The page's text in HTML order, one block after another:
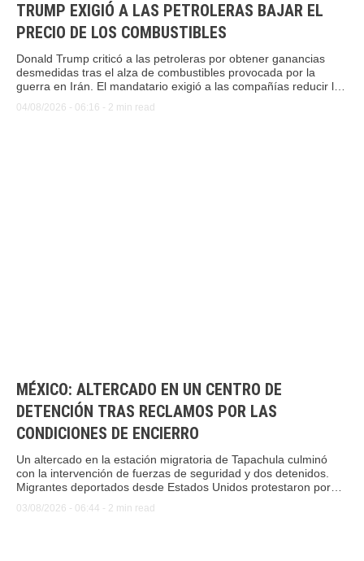
TRUMP EXIGIÓ A LAS PETROLERAS BAJAR EL
PRECIO DE LOS COMBUSTIBLES
Donald Trump criticó a las petroleras por obtener ganancias
desmedidas tras el alza de combustibles provocada por la
guerra en Irán. El mandatario exigió a las compañías reducir los
legislativas.
04/08/2026 - 06:16 - 2 min read
MÉXICO: ALTERCADO EN UN CENTRO DE
DETENCIÓN TRAS RECLAMOS POR LAS
CONDICIONES DE ENCIERRO
Un altercado en la estación migratoria de Tapachula culminó
con la intervención de fuerzas de seguridad y dos detenidos.
Migrantes deportados desde Estados Unidos protestaron por
las condiciones de encierro, mientras activistas denunciaron
extorsiones y vulnerabilidad en la frontera mexicana.
03/08/2026 - 06:44 - 2 min read